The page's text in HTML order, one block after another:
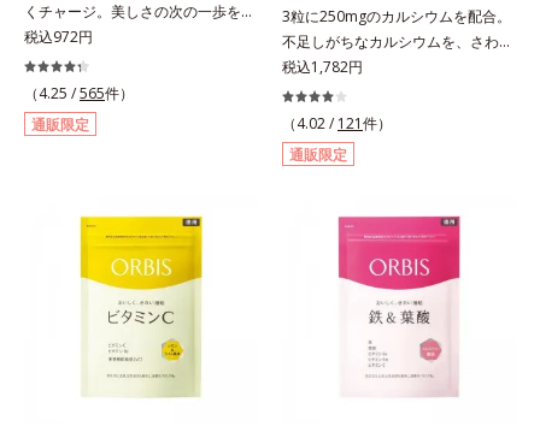
くチャージ。美しさの次の一歩を引
き出すタブレット。現代女性に不足
しがちな栄養素に着目。ぽいっとひ
と口補いやすい６種類の「キレイの
素」、タブレットタイプのサプリメ
ントシリーズです。女性の不足栄養
＆葉酸」、独自加工のビタミンCで
キレイと健康をサポートする「ビタ
ミンC＆ビタミンB2」、スムーズな
リズムづくりで快調を目指す「オリ
ゴ糖＆酵素」、いつだってイキイ
キ、あなたらしい表情をサポートす
る「ビタミンB群＆アミノ酸」、ス
税込972円
（4.25 /565件）
通販限定
3粒に250mgのカルシウムを配合。
不足しがちなカルシウムを、さわや
かな甘さのマスカット風味で。3粒
にお魚約4.5尾分（*1）のカルシウ
ムを配合したタブレット。どんどん
不足していくカルシウムを、手軽に
おいしくチャージできる、さわやか
「五訂増補日本食品標準成分表
2010」より、さんま（生）1尾
175gとして可食部換算した場合。
税込1,782円
（4.02 / 121件）
通販限定